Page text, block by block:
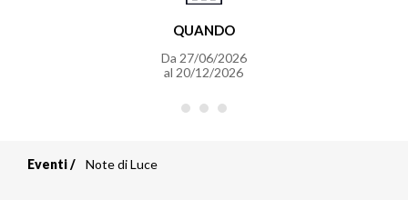
QUANDO
Da 27/06/2026
al 20/12/2026
Eventi Note di Luce